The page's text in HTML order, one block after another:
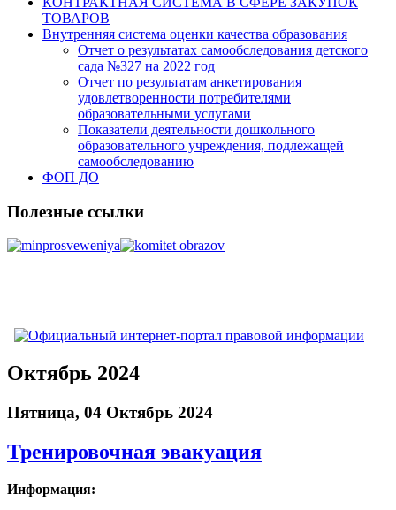
ТОВАРОВ
Внутренняя система оценки качества образования
Отчет о результатах самообследования детского
сада №327 на 2022 год
Отчет по результатам анкетирования
удовлетворенности потребителями
образовательными услугами
Показатели деятельности дошкольного
образовательного учреждения, подлежащей
самообследованию
ФОП ДО
Полезные ссылки
Октябрь 2024
Пятница, 04 Октябрь 2024
Тренировочная эвакуация
Информация: